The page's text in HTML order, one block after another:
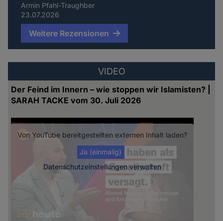
Armin Pfahl-Traughber
23.07.2026
Weitere Rezensionen
VIDEO
Der Feind im Innern – wie stoppen wir Islamisten? |
SARAH TACKE vom 30. Juli 2026
VonYouTube bereitgestellten externen Inhalt laden?
Ja (einmalig)
Datenschutzeinstellungen verwalten